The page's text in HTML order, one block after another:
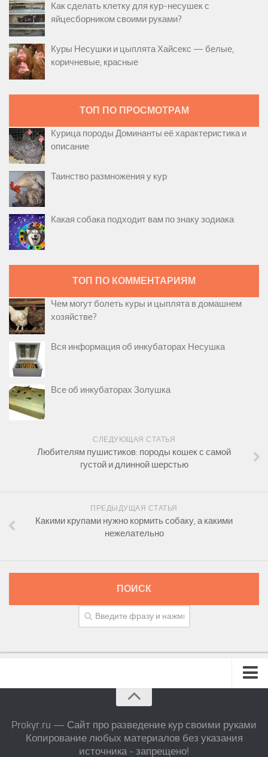
Как сделать клетку для кур-несушек с
яйцесборником своими руками?
Куры Несушки и цыплята Хайсекс — белые,
коричневые, красные
ТОП ПО ПРОСМОТРАМ
Курица породы Доминанты её характеристика и
описание
Таинство размножения у кур
Какая собака подходит вам по знаку зодиака
ТОП ПО КОММЕНТАРИЯМ
Чем могут болеть куры и цыплята в домашнем
хозяйстве?
Вся информация об инкубаторах Несушка
Все об инкубаторах Золушка
СЛЕДУЮЩАЯ СТАТЬЯ
Любителям пушистиков: породы кошек с самой
густой и длинной шерстью
ПРЕДЫДУЩАЯ СТАТЬЯ
Какими крупами нужно кормить собаку, а какими
нежелательно
ПОИСК
Prokyr.ru — Сайт про разведение кур своими руками
Копирование любых материалов без указания
источника - запрещено!